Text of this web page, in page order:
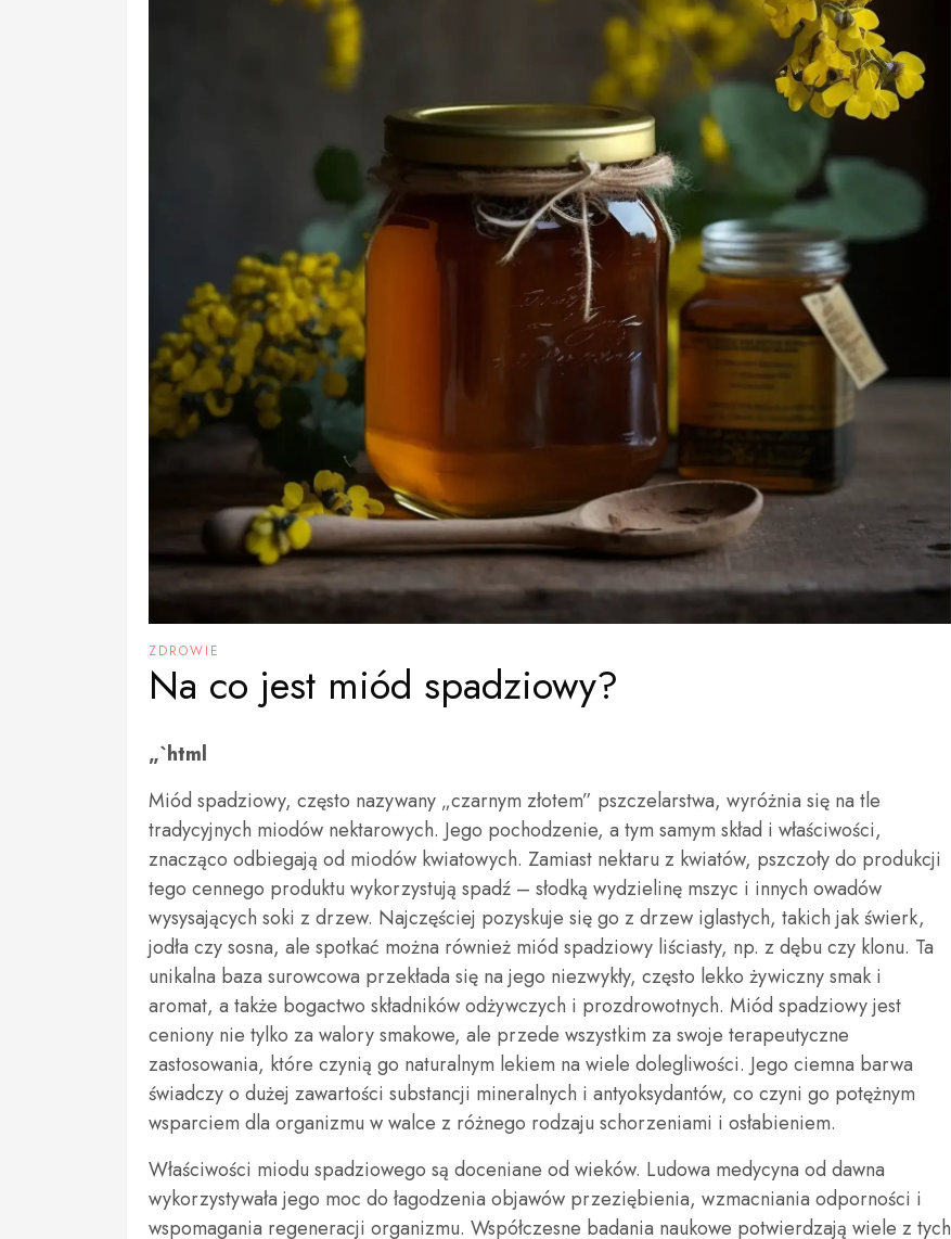
ZDROWIE
Na co jest miód spadziowy?
„`html
Miód spadziowy, często nazywany „czarnym złotem” pszczelarstwa, wyróżnia się na tle
tradycyjnych miodów nektarowych. Jego pochodzenie, a tym samym skład i właściwości,
znacząco odbiegają od miodów kwiatowych. Zamiast nektaru z kwiatów, pszczoły do produkcji
tego cennego produktu wykorzystują spadź – słodką wydzielinę mszyc i innych owadów
wysysających soki z drzew. Najczęściej pozyskuje się go z drzew iglastych, takich jak świerk,
jodła czy sosna, ale spotkać można również miód spadziowy liściasty, np. z dębu czy klonu. Ta
unikalna baza surowcowa przekłada się na jego niezwykły, często lekko żywiczny smak i
aromat, a także bogactwo składników odżywczych i prozdrowotnych. Miód spadziowy jest
ceniony nie tylko za walory smakowe, ale przede wszystkim za swoje terapeutyczne
zastosowania, które czynią go naturalnym lekiem na wiele dolegliwości. Jego ciemna barwa
świadczy o dużej zawartości substancji mineralnych i antyoksydantów, co czyni go potężnym
wsparciem dla organizmu w walce z różnego rodzaju schorzeniami i osłabieniem.
Właściwości miodu spadziowego są doceniane od wieków. Ludowa medycyna od dawna
wykorzystywała jego moc do łagodzenia objawów przeziębienia, wzmacniania odporności i
wspomagania regeneracji organizmu. Współczesne badania naukowe potwierdzają wiele z tych